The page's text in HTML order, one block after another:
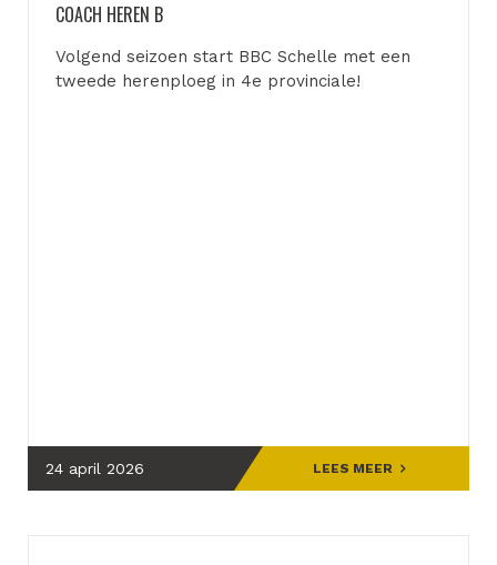
COACH HEREN B
Volgend seizoen start BBC Schelle met een
tweede herenploeg in 4e provinciale!
24 april 2026 LEES MEER